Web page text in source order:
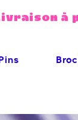
à
Pins